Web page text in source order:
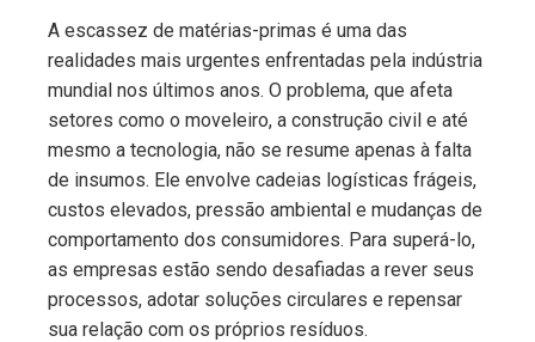
A escassez de matérias-primas é uma das
realidades mais urgentes enfrentadas pela indústria
mundial nos últimos anos. O problema, que afeta
setores como o moveleiro, a construção civil e até
mesmo a tecnologia, não se resume apenas à falta
de insumos. Ele envolve cadeias logísticas frágeis,
custos elevados, pressão ambiental e mudanças de
comportamento dos consumidores. Para superá-lo,
as empresas estão sendo desafiadas a rever seus
processos, adotar soluções circulares e repensar
sua relação com os próprios resíduos.